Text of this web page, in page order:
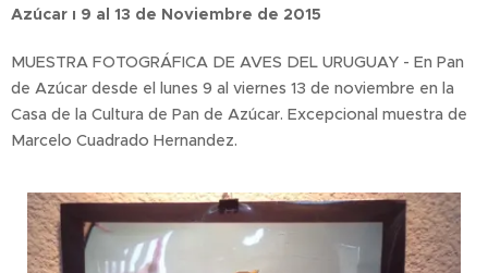
Azúcar ı 9 al 13 de Noviembre de 2015
MUESTRA FOTOGRÁFICA DE AVES DEL URUGUAY - En Pan
de Azúcar desde el lunes 9 al viernes 13 de noviembre en la
Casa de la Cultura de Pan de Azúcar. Excepcional muestra de
Marcelo Cuadrado Hernandez.